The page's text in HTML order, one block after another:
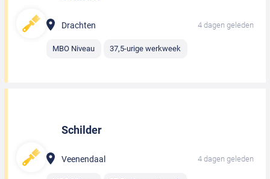
Drachten 4 dagen geleden
MBO Niveau 37,5-urige werkweek
Schilder
Veenendaal 4 dagen geleden